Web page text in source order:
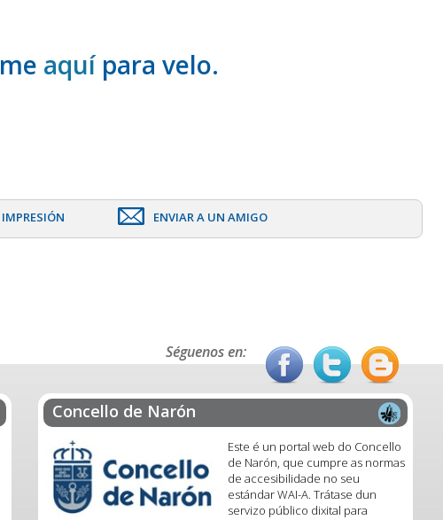
aquípara velo.
ENVIAR A UN AMIGO
Séguenos en:
Concello de Narón
Este é un portal web do Concello
de Narón, que cumpre as normas
de accesibilidade no seu
estándar WAI-A. Trátase dun
servizo público dixital para